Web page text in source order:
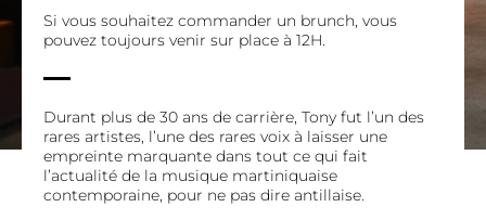
Si vous souhaitez commander un brunch, vous
pouvez toujours venir sur place à 12H.
Durant plus de 30 ans de carrière, Tony fut l’un des
rares artistes, l’une des rares voix à laisser une
empreinte marquante dans tout ce qui fait
l’actualité de la musique martiniquaise
contemporaine, pour ne pas dire antillaise.